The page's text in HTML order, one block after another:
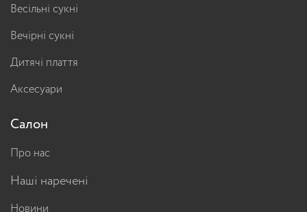
Весільні сукні
Вечірні сукні
Дитячі плаття
Аксесуари
Салон
Про нас
Наші наречені
Новини